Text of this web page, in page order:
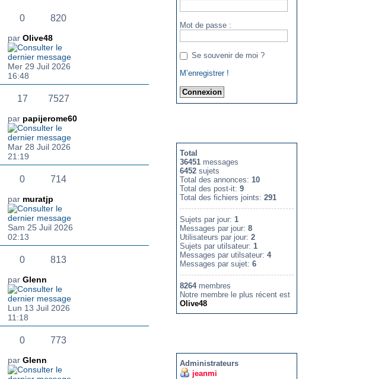
0 820
par Olive48
Mer 29 Juil 2026
16:48
17 7527
par papijerome60
Mar 28 Juil 2026
21:19
0 714
par muratjp
Sam 25 Juil 2026
02:13
0 813
par Glenn
Lun 13 Juil 2026
11:18
0 773
par Glenn
Mot de passe :
Se souvenir de moi ?
M’enregistrer !
Total
36451 messages
6452 sujets
Total des annonces: 10
Total des post-it:9
Total des fichiers joints:291
Sujets par jour: 1
Messages par jour:8
Utilisateurs par jour:2
Sujets par utilsateur: 1
Messages par utilsateur:4
Messages par sujet:6
8264membres
Notre membre le plus récent est
Olive48
Administrateurs
jeanmi